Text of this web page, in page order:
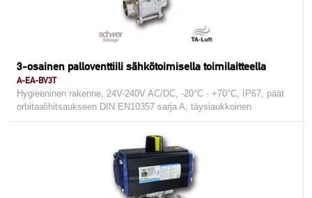
3-osainen palloventtiili sähkötoimisella toimilaitteella
A-EA-BV3T
Hygieeninen rakenne, 24V-240V AC/DC, -20°C - +70°C, IP67, päät
orbitaalihitsaukseen DIN EN10357 sarja A, täysiaukkoinen